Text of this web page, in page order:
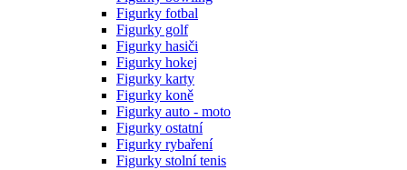
Figurky fotbal
Figurky golf
Figurky hasiči
Figurky hokej
Figurky karty
Figurky koně
Figurky auto - moto
Figurky ostatní
Figurky rybaření
Figurky stolní tenis